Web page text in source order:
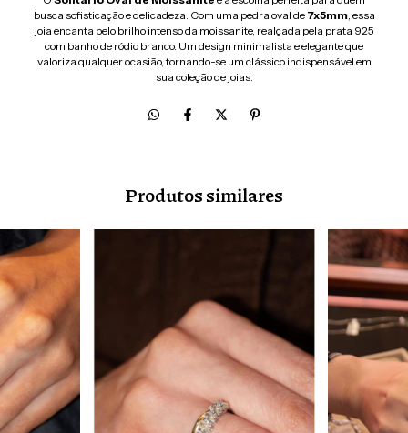
busca sofisticação e delicadeza. Com uma pedra oval de 7x5mm, essa
joia encanta pelo brilho intenso da moissanite, realçada pela prata 925
com banho de ródio branco. Um design minimalista e elegante que
valoriza qualquer ocasião, tornando-se um clássico indispensável em
sua coleção de joias.
Produtos similares